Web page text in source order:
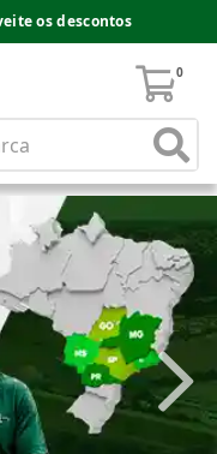
os descontos
0